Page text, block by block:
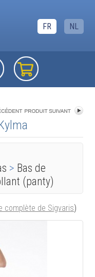
FR NL
> Bas de
(panty)
complète de Sigvaris)